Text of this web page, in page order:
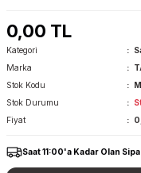
0,00 TL
Kategori
Marka
Stok Kodu
Stok Durumu
Fiyat
Saat 11:00'a Kadar Olan